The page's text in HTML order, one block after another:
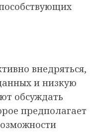
внедряться,
и низкую
обсуждать
предполагает